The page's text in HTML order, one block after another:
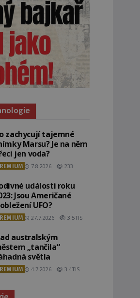
zachycují tajemné
Marsu? Je na něm
jen voda?
7.8.2026 233
události roku
Jsou Američané
UFO?
27.7.2026 3.5TIS
australským
„tančila“
světla
4.7.2026 3.4TIS